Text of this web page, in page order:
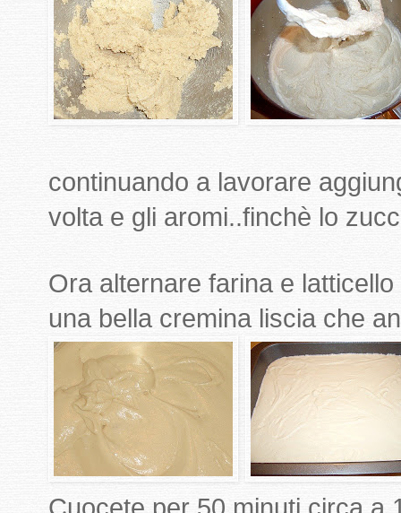
continuando a lavorare
volta e gli aromi..finchè lo
Ora alternare farina e
una bella cremina liscia che